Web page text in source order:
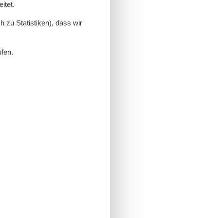
zu Statistiken), dass wir